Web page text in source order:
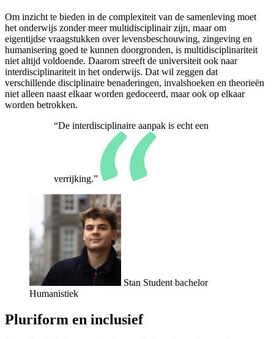
Om inzicht te bieden in de complexiteit van de samenleving moet
het onderwijs zonder meer multidisciplinair zijn, maar om
eigentijdse vraagstukken over levensbeschouwing, zingeving en
humanisering goed te kunnen doorgronden, is multidisciplinariteit
niet altijd voldoende. Daarom streeft de universiteit ook naar
interdisciplinariteit in het onderwijs. Dat wil zeggen dat
verschillende disciplinaire benaderingen, invalshoeken en theorieën
niet alleen naast elkaar worden gedoceerd, maar ook op elkaar
worden betrokken.
“De interdisciplinaire aanpak is echt een
verrijking.”
Stan Student bachelor
Humanistiek
Pluriform en inclusief